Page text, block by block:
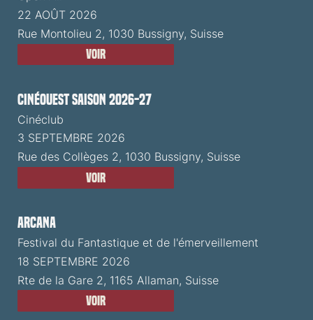
22 AOÛT 2026
Rue Montolieu 2, 1030 Bussigny, Suisse
Voir
CinéOuest Saison 2026-27
Cinéclub
3 SEPTEMBRE 2026
Rue des Collèges 2, 1030 Bussigny, Suisse
Voir
ARCANA
Festival du Fantastique et de l'émerveillement
18 SEPTEMBRE 2026
Rte de la Gare 2, 1165 Allaman, Suisse
Voir